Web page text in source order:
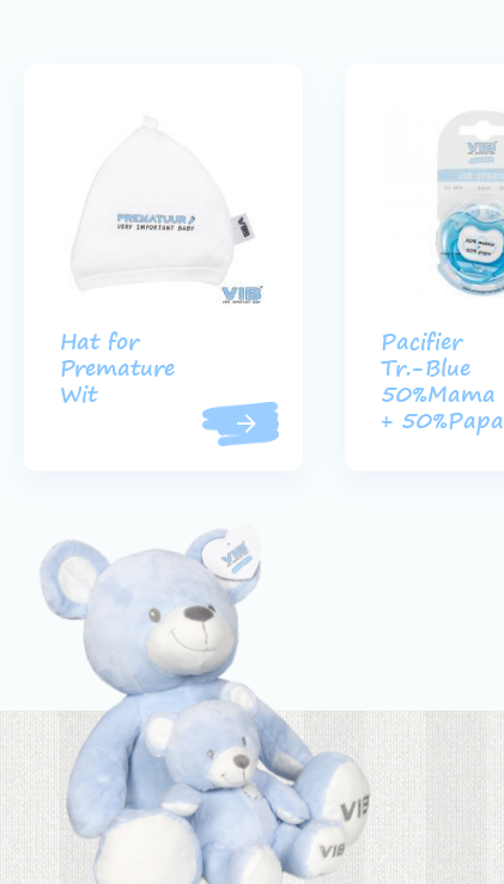
Hat for
Premature
Wit
Pacifier
Tr.-Blue
50%Mama
+ 50%Papa